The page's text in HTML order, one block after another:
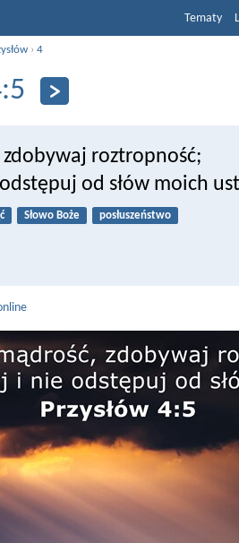
Tematy
›4
roztropność;
od słów moich
Słowo Boże posłuszeństwo